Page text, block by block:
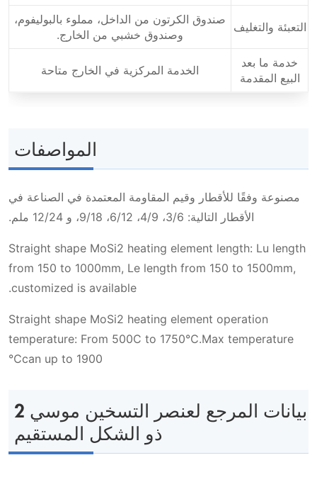
التعبئة والتغليف
صندوق الكرتون من الداخل، مملوء بالبوليفوم،
وصندوق خشبي من الخارج.
خدمة ما بعد
البيع المقدمة
الخدمة المركزية في الخارج متاحة
المواصفات
مصنوعة وفقًا للأقطار وقيم المقاومة المعتمدة في الصناعة في
الأقطار التالية: 3/6، 4/9، 6/12، 9/18، و 12/24 ملم.
Straight shape MoSi2 heating element length: Lu length
from 150 to 1000mm, Le length from 150 to 1500mm,
customized is available.
Straight shape MoSi2 heating element operation
temperature: From 500C to 1750℃.Max temperature
can up to 1900℃
بيانات المرجع لعنصر التسخين موسي 2
ذو الشكل المستقيم